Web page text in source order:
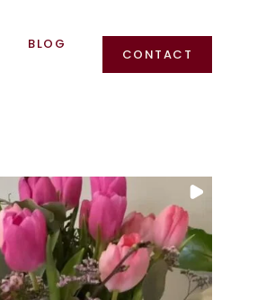
BLOG
CONTACT